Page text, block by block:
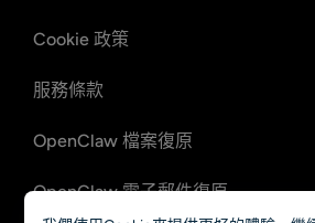
Cookie 政策
服務條款
OpenClaw 檔案復原
OpenClaw 電子郵件復原